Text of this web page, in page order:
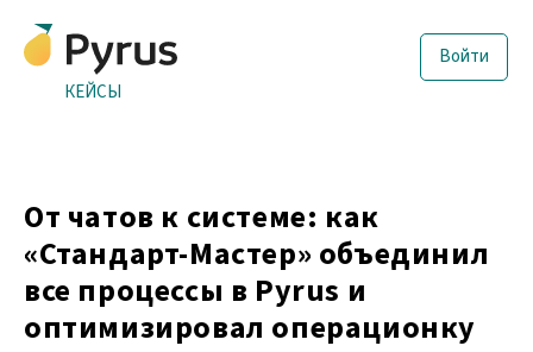
КЕЙСЫ
Войти
От чатов к системе: как
«Стандарт-Мастер» объединил
все процессы в Pyrus и
оптимизировал операционку